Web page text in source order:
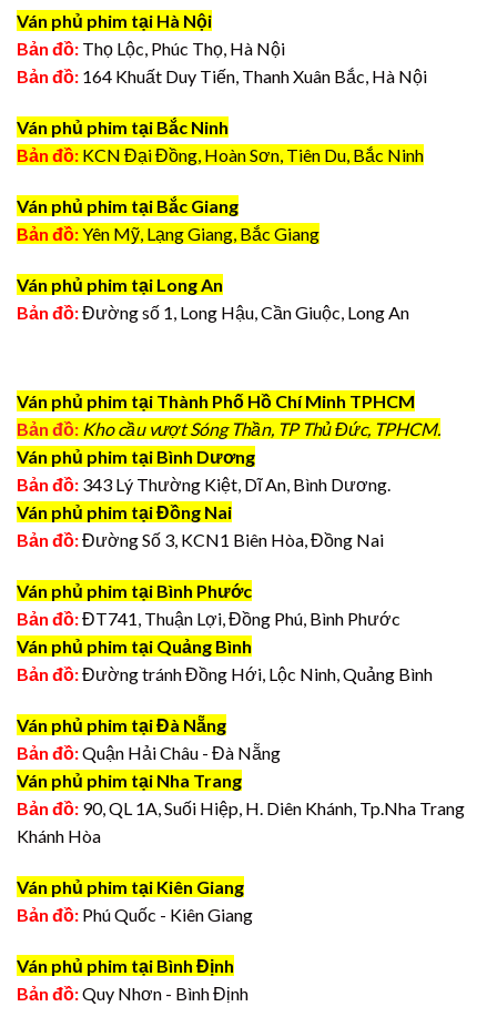
Ván phủ phim tại Hà Nội
Bản đồ: Thọ Lộc, Phúc Thọ, Hà Nội
Bản đồ: 164 Khuất Duy Tiến, Thanh Xuân Bắc, Hà Nội
Ván phủ phim tại Bắc Ninh
Bản đồ: KCN Đại Đồng, Hoàn Sơn, Tiên Du, Bắc Ninh
Ván phủ phim tại Bắc Giang
Bản đồ:Yên Mỹ, Lạng Giang, Bắc Giang
Ván phủ phim tại Long An
Bản đồ:Đường số 1, Long Hậu, Cần Giuộc, Long An
Ván phủ phim tại Thành Phố Hồ Chí Minh TPHCM
Bản đồ: Kho cầu vượt Sóng Thần, TP Thủ Đức, TPHCM.
Ván phủ phim tại Bình Dương
Bản đồ: 343 Lý Thường Kiệt, Dĩ An, Bình Dương.
Ván phủ phim tại Đồng Nai
Bản đồ:Đường Số 3, KCN1 Biên Hòa, Đồng Nai
Ván phủ phim tại Bình Phước
Bản đồ:ĐT741, Thuận Lợi, Đồng Phú, Bình Phước
Ván phủ phim tại Quảng Bình
Bản đồ:Đường tránh Đồng Hới, Lộc Ninh, Quảng Bình
Ván phủ phim tại Đà Nẵng
Bản đồ:Quận Hải Châu - Đà Nẵng
Ván phủ phim tại Nha Trang
Bản đồ: 90, QL 1A, Suối Hiệp, H. Diên Khánh, Tp.Nha Trang
Khánh Hòa
Ván phủ phim tại Kiên Giang
Bản đồ: Phú Quốc - Kiên Giang
Ván phủ phim tại Bình Định
Bản đồ:Quy Nhơn - Bình Định